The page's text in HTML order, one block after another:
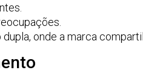
onde a marca